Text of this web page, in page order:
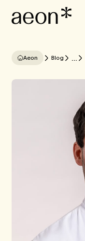
Aeon Blog ...